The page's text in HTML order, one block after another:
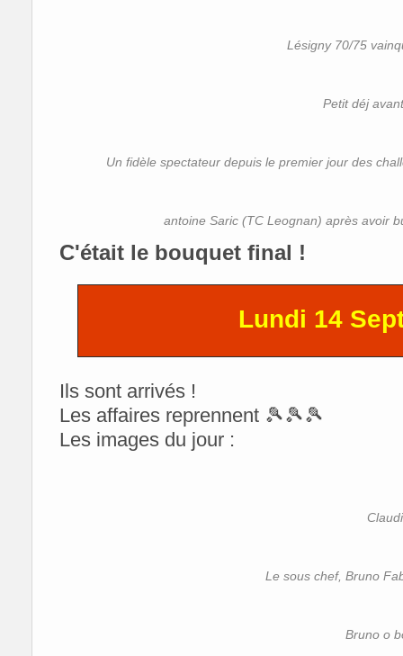
Lésigny 70/75
Petit déj
Un fidèle spectateur depuis le premier jour des
antoine Saric (TC Leognan) après avoir
C'était le bouquet final !
Lundi 14
Ils sont arrivés !
Les affaires reprennent 🎾🎾🎾
Les images du jour :
Le sous chef, Bruno
Bruno o